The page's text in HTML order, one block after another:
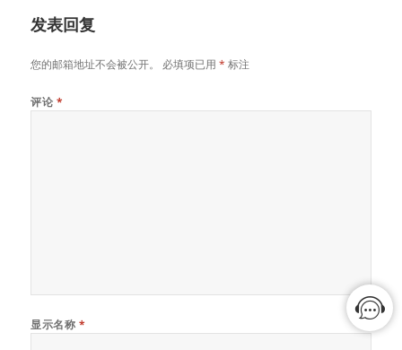
发表回复
您的邮箱地址不会被公开。 必填项已用* 标注
评论 *
显示名称 *